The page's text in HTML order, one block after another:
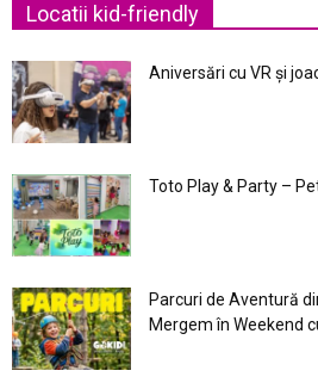
Locatii kid-friendly
Aniversări cu VR și
Toto Play & Party –
Parcuri de Aventură
Mergem în Weekend